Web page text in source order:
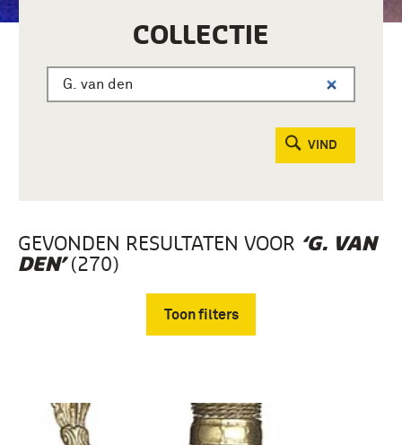
COLLECTIE
VIND
GEVONDEN RESULTATEN VOOR ‘G. VAN
DEN’(270)
Toon filters